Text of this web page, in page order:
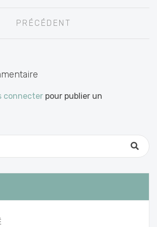
PRÉCÉDENT
connecter pour publier un